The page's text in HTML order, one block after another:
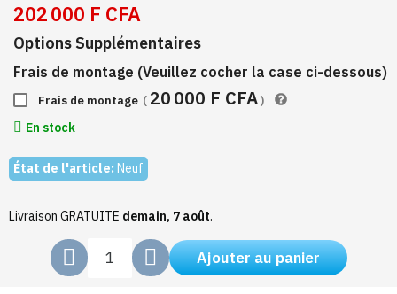
202 000 F CFA
Options Supplémentaires
Frais de montage (Veuillez cocher la case ci-dessous)
Frais de montage ( 20 000 F CFA)
En stock
État de l'article: Neuf
Livraison GRATUITE demain, 7 août.
Ajouter au panier